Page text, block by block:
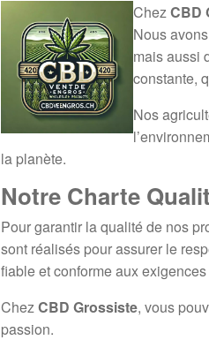
ChezCBD
Nous
mais aussi
constante,
Nos
la planète.
Notre Charte
Pour garantir la qualité de nos
sont réalisés pour assurer le
fiable et conforme aux
ChezCBD Grossiste, vous
passion.